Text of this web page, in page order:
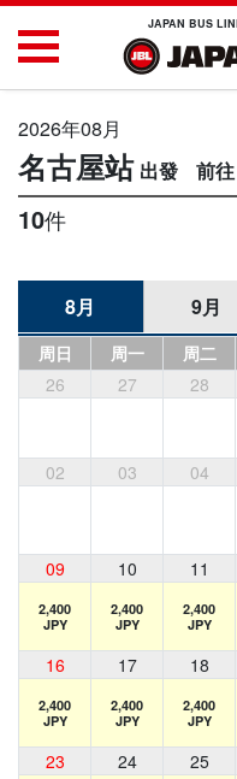
JAPAN BUS
2026年08月
名古屋站
10件
8月 9月
周日 周一 周二
26
27 28
02 03 04
09 10 11
2,400
JPY
2,400
JPY
2,400
JPY
16 17 18
2,400
JPY
2,400
JPY
2,400
JPY
23 24 25